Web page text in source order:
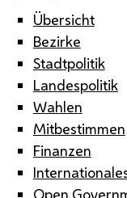
Übersicht
Bezirke
Stadtpolitik
Landespolitik
Wahlen
Mitbestimmen
Finanzen
Open